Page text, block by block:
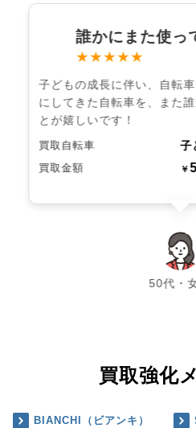
誰かにまた使っ
★★★★★
子どもの成長に伴い、自転
にしてきた自転車を、また
とが嬉しいです！
買取自転車 子
買取金額 ￥
50代・
chevron_left chevron_right
買取強化
BIANCHI（ビアンキ）